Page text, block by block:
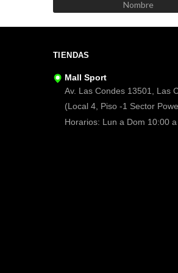
TIENDAS
Mall Sport
Av. Las Condes 13501, Las
(Local 4, Piso -1 Sector
Horarios: Lun a Dom 10:00 a